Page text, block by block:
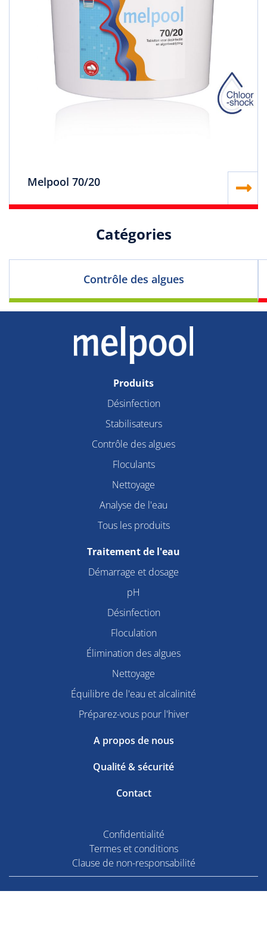
Melpool 70/20
Catégories
Contrôle des algues
Produits
Désinfection
Stabilisateurs
Contrôle des algues
Floculants
Nettoyage
Analyse de l'eau
Tous les produits
Traitement de l'eau
Démarrage et dosage
pH
Désinfection
Floculation
Élimination des algues
Nettoyage
Équilibre de l'eau et alcalinité
Préparez-vous pour l'hiver
A propos de nous
Qualité & sécurité
Contact
Confidentialité
Termes et conditions
Clause de non-responsabilité